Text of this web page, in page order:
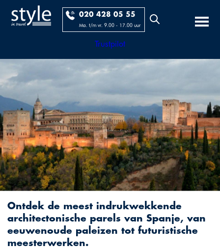
020 428 05 55
Ma. t/m vr. 9.00 - 17.00 uur
Trustpilot
Ontdek de meest indrukwekkende
architectonische parels van Spanje, van
eeuwenoude paleizen tot futuristische
meesterwerken.